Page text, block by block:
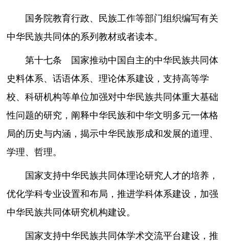
国务院教育行政、民族工作等部门组织编写有关
中华民族共同体的系列教材或者读本。
第十七条 国家推动中国自主的中华民族共同体
史料体系、话语体系、理论体系建设，支持高等学
校、科研机构等单位加强对中华民族共同体重大基础
性问题的研究，阐释中华民族和中华文明多元一体格
局的历史与内涵，揭示中华民族形成和发展的道理、
学理、哲理。
国家支持中华民族共同体理论研究人才的培养，
优化学科专业设置和布局，推进学科体系建设，加强
中华民族共同体研究机构建设。
国家支持中华民族共同体学术交流平台建设，推